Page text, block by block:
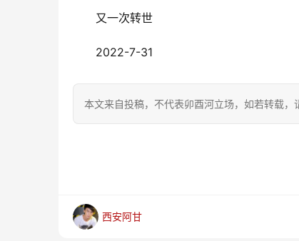
又一次转世
2022-7-31
本文来自投稿，不代表卯酉河立场，如若转载
西安阿甘